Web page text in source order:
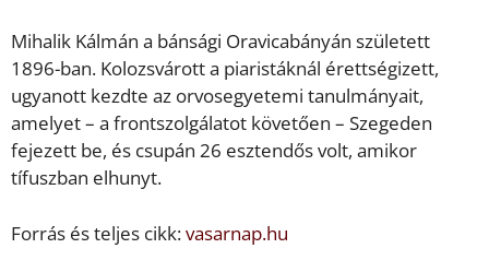
Mihalik Kálmán a bánsági Oravicabányán született
1896-ban. Kolozsvárott a piaristáknál érettségizett,
ugyanott kezdte az orvosegyetemi tanulmányait,
amelyet – a frontszolgálatot követően – Szegeden
fejezett be, és csupán 26 esztendős volt, amikor
tífuszban elhunyt.
Forrás és teljes cikk:vasarnap.hu